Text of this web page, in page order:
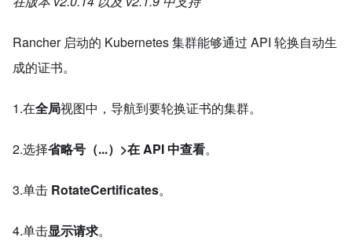
Rancher 启动的 Kubernetes 集群能够通过 API 轮换自动生
成的证书。
1.在全局视图中，导航到要轮换证书的集群。
2.选择省略号（...）>在 API 中查看。
3.单击 RotateCertificates。
4.单击显示请求。